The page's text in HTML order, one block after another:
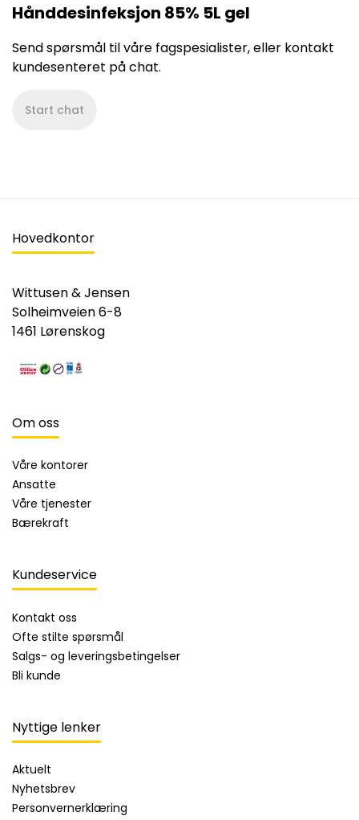
Hånddesinfeksjon 85% 5L gel
Send spørsmål til våre fagspesialister, eller kontakt
kundesenteret på chat.
Start chat
Hovedkontor
Wittusen & Jensen
Solheimveien 6-8
1461 Lørenskog
Om oss
Våre kontorer
Ansatte
Våre tjenester
Bærekraft
Kundeservice
Kontakt oss
Ofte stilte spørsmål
Salgs- og leveringsbetingelser
Bli kunde
Nyttige lenker
Aktuelt
Nyhetsbrev
Personvernerklæring